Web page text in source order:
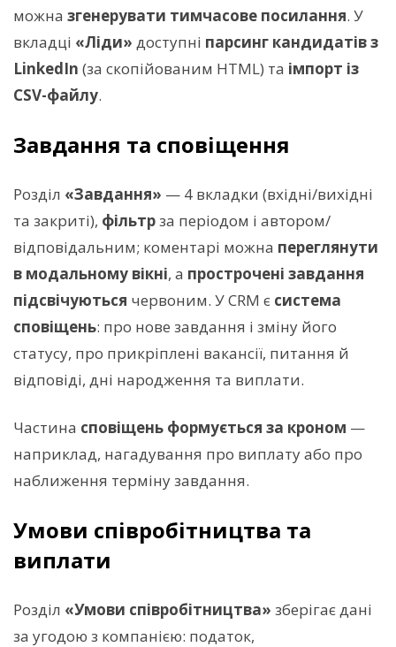
можна згенерувати тимчасове посилання. У
вкладці «Ліди» доступні парсинг кандидатів з
LinkedIn (за скопійованим HTML) та імпорт із
CSV-файлу.
Завдання та сповіщення
Розділ «Завдання» — 4 вкладки (вхідні/вихідні
та закриті), фільтрза періодом і автором/
відповідальним; коментарі можна переглянути
в модальному вікні, а прострочені завдання
підсвічуються червоним. У CRM є система
сповіщень: про нове завдання і зміну його
статусу, про прикріплені вакансії, питання й
відповіді, дні народження та виплати.
Частина сповіщень формується за кроном —
наприклад, нагадування про виплату або про
наближення терміну завдання.
Умови співробітництва та
виплати
Розділ «Умови співробітництва» зберігає дані
за угодою з компанією: податок,